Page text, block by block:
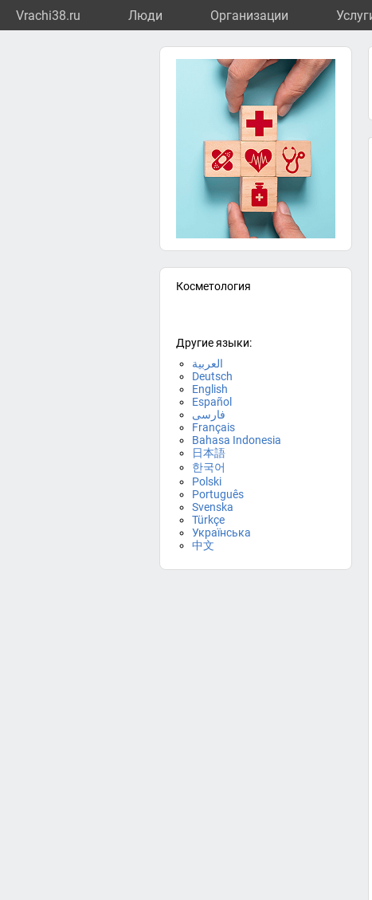
Vrachi38.ru Люди Организации
Косметология
Другие языки:
العربية
Deutsch
English
Español
فارسی
Français
Bahasa Indonesia
日本語
한국어
Polski
Português
Svenska
Türkçe
Українська
中文